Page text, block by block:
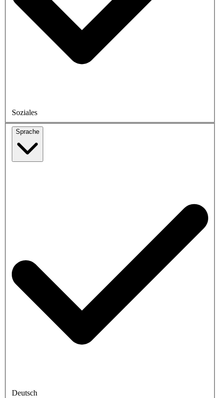
Soziales
Sprache
Deutsch